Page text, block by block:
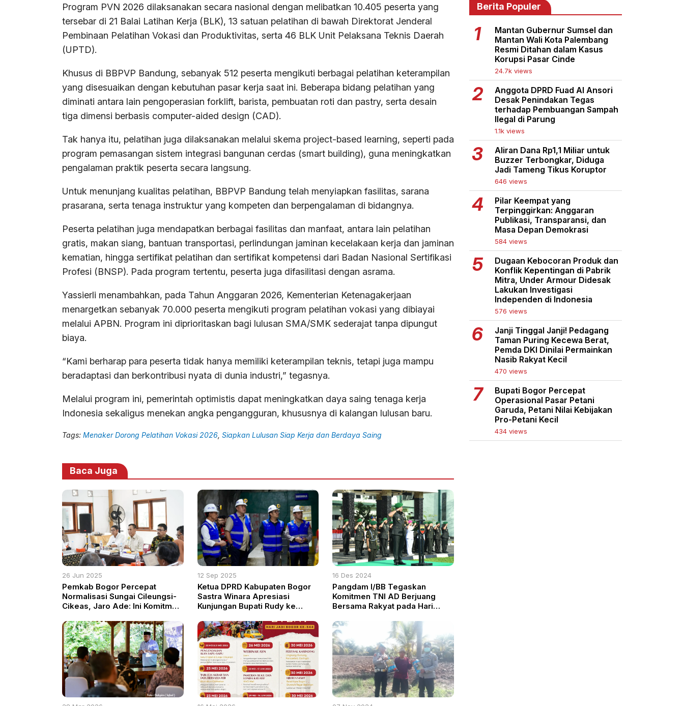
Program PVN 2026 dilaksanakan secara nasional dengan melibatkan 10.405 peserta yang
tersebar di 21 Balai Latihan Kerja (BLK), 13 satuan pelatihan di bawah Direktorat Jenderal
Pembinaan Pelatihan Vokasi dan Produktivitas, serta 46 BLK Unit Pelaksana Teknis Daerah
(UPTD).
Khusus di BBPVP Bandung, sebanyak 512 peserta mengikuti berbagai pelatihan keterampilan
yang disesuaikan dengan kebutuhan pasar kerja saat ini. Beberapa bidang pelatihan yang
diminati antara lain pengoperasian forklift, barista, pembuatan roti dan pastry, serta desain
tiga dimensi berbasis computer-aided design (CAD).
Tak hanya itu, pelatihan juga dilaksanakan melalui skema project-based learning, seperti pada
program pemasangan sistem integrasi bangunan cerdas (smart building), guna meningkatkan
pengalaman praktik peserta secara langsung.
Untuk menunjang kualitas pelatihan, BBPVP Bandung telah menyiapkan fasilitas, sarana
prasarana, serta tenaga instruktur yang kompeten dan berpengalaman di bidangnya.
Peserta pelatihan juga mendapatkan berbagai fasilitas dan manfaat, antara lain pelatihan
gratis, makan siang, bantuan transportasi, perlindungan jaminan kecelakaan kerja dan jaminan
kematian, hingga sertifikat pelatihan dan sertifikat kompetensi dari Badan Nasional Sertifikasi
Profesi (BNSP). Pada program tertentu, peserta juga difasilitasi dengan asrama.
Yassierli menambahkan, pada Tahun Anggaran 2026, Kementerian Ketenagakerjaan
menargetkan sebanyak 70.000 peserta mengikuti program pelatihan vokasi yang dibiayai
melalui APBN. Program ini diprioritaskan bagi lulusan SMA/SMK sederajat tanpa dipungut
biaya.
“Kami berharap para peserta tidak hanya memiliki keterampilan teknis, tetapi juga mampu
beradaptasi dan berkontribusi nyata di dunia industri,” tegasnya.
Melalui program ini, pemerintah optimistis dapat meningkatkan daya saing tenaga kerja
Indonesia sekaligus menekan angka pengangguran, khususnya di kalangan lulusan baru.
Tags: Menaker Dorong Pelatihan Vokasi 2026, Siapkan Lulusan Siap Kerja dan Berdaya Saing
Baca Juga
26 Jun 2025
Pemkab Bogor Percepat
Normalisasi Sungai Cileungsi-
Cikeas, Jaro Ade: Ini Komitmen
12 Sep 2025
Ketua DPRD Kabupaten Bogor
Sastra Winara Apresiasi
Kunjungan Bupati Rudy ke
Nanggung
16 Des 2024
Pangdam I/BB Tegaskan
Komitmen TNI AD Berjuang
Bersama Rakyat pada Hari
Berita Populer
Mantan Gubernur Sumsel dan
Mantan Wali Kota Palembang
Resmi Ditahan dalam Kasus
Korupsi Pasar Cinde
24.7k views
Anggota DPRD Fuad Al Ansori
Desak Penindakan Tegas
terhadap Pembuangan Sampah
Ilegal di Parung
1.1k views
Aliran Dana Rp1,1 Miliar untuk
Buzzer Terbongkar, Diduga
Jadi Tameng Tikus Koruptor
646 views
Pilar Keempat yang
Terpinggirkan: Anggaran
Publikasi, Transparansi, dan
Masa Depan Demokrasi
584 views
Dugaan Kebocoran Produk dan
Konflik Kepentingan di Pabrik
Mitra, Under Armour Didesak
Lakukan Investigasi
Independen di Indonesia
576 views
Janji Tinggal Janji! Pedagang
Taman Puring Kecewa Berat,
Pemda DKI Dinilai Permainkan
Nasib Rakyat Kecil
470 views
Bupati Bogor Percepat
Operasional Pasar Petani
Garuda, Petani Nilai Kebijakan
Pro-Petani Kecil
434 views